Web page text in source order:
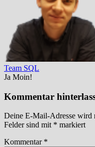
Team SQL
Ja Moin!
Kommentar
Deine E-Mail-Adresse wird
Felder sind mit * markiert
Kommentar *